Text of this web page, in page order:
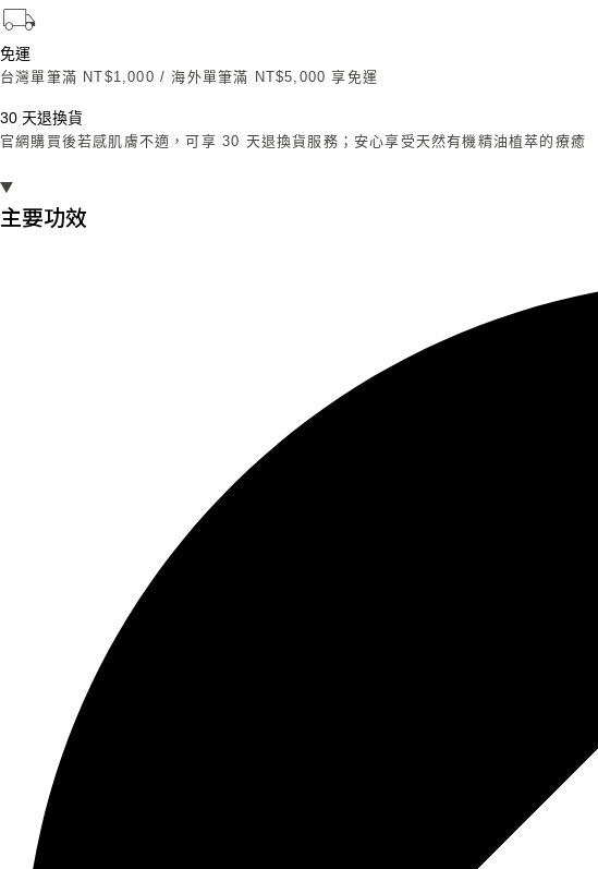
免運
台灣單筆滿 NT$1,000 / 海外單筆滿 NT$5,000 享免運
30 天退換貨
官網購買後若感肌膚不適，可享 30 天退換貨服務；安心享受天然有機精油植萃的療癒
主要功效